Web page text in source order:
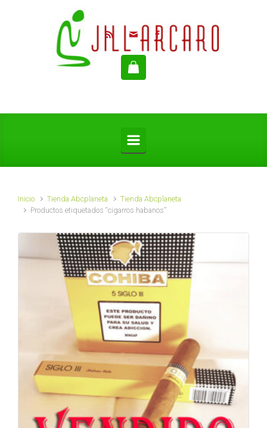
Saltar al contenido principal
Inicio Tienda Abcplaneta
Tienda Abcplaneta
Productos etiquetados “cigarros habanos”